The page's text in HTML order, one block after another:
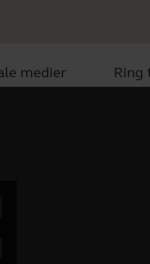
medier Ring